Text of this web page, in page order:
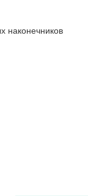
наконечников